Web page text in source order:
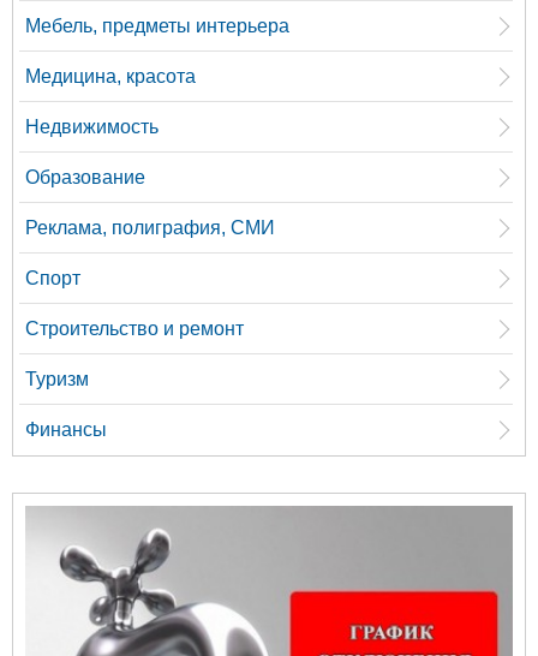
Мебель, предметы интерьера
Медицина, красота
Недвижимость
Образование
Реклама, полиграфия, СМИ
Спорт
Строительство и ремонт
Туризм
Финансы